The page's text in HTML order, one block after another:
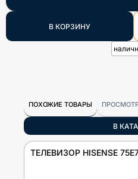
В КОРЗИНУ
ПОХОЖИЕ ТОВАРЫ
В
ТЕЛЕВИЗОР HISENSE